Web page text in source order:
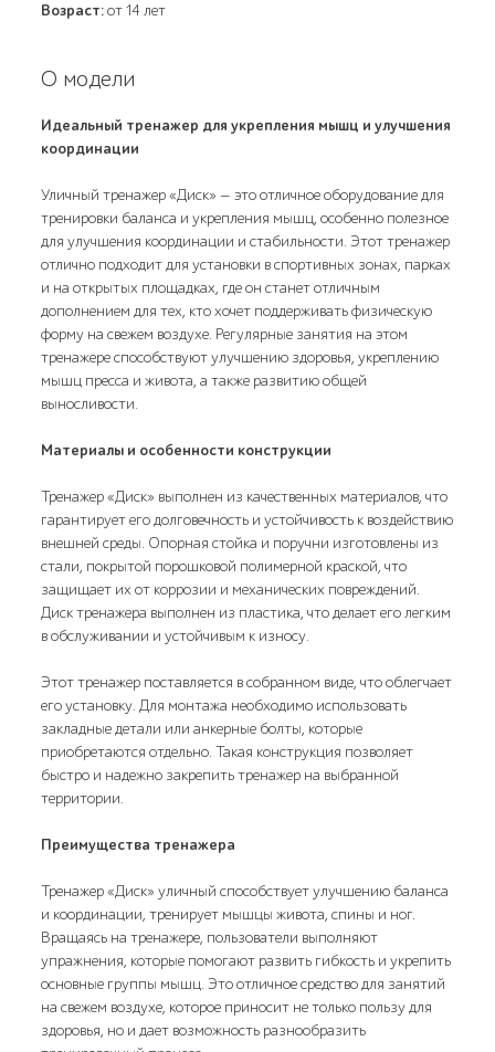
Возраст:от 14 лет
О модели
Идеальный тренажер для укрепления мышц и улучшения
координации
Уличный тренажер «Диск» — это отличное оборудование для
тренировки баланса и укрепления мышц, особенно полезное
для улучшения координации и стабильности. Этот тренажер
отлично подходит для установки в спортивных зонах, парках
и на открытых площадках, где он станет отличным
дополнением для тех, кто хочет поддерживать физическую
форму на свежем воздухе. Регулярные занятия на этом
тренажере способствуют улучшению здоровья, укреплению
мышц пресса и живота, а также развитию общей
выносливости.
Материалы и особенности конструкции
Тренажер «Диск» выполнен из качественных материалов, что
гарантирует его долговечность и устойчивость к воздействию
внешней среды. Опорная стойка и поручни изготовлены из
стали, покрытой порошковой полимерной краской, что
защищает их от коррозии и механических повреждений.
Диск тренажера выполнен из пластика, что делает его легким
в обслуживании и устойчивым к износу.
Этот тренажер поставляется в собранном виде, что облегчает
его установку. Для монтажа необходимо использовать
закладные детали или анкерные болты, которые
приобретаются отдельно. Такая конструкция позволяет
быстро и надежно закрепить тренажер на выбранной
территории.
Преимущества тренажера
Тренажер «Диск» уличный способствует улучшению баланса
и координации, тренирует мышцы живота, спины и ног.
Вращаясь на тренажере, пользователи выполняют
упражнения, которые помогают развить гибкость и укрепить
основные группы мышц. Это отличное средство для занятий
на свежем воздухе, которое приносит не только пользу для
здоровья, но и дает возможность разнообразить